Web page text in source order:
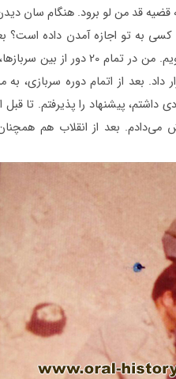
قضیه قد من لو برود. هنگام سان
به تو اجازه آمدن داده است؟
جایگاه رفت و از همه خواست که 20 دور به دور میدان بدویم. من
داد. بعد از اتمام دوره سربازی، به
پیشنهاد را پذیرفتم. تا قبل
می‌دادم. بعد از انقلاب هم